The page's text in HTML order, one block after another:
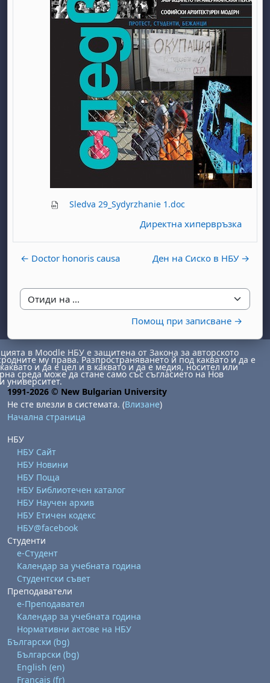
Sledva 29_Sydyrzhanie 1.doc
Директна хипервръзка
← Doctor honoris causa Ден на Сиско в НБУ →
Отиди на ...
Помощ при записване →
август
август
15 август
неделя, 16 август
август
август
22 август
неделя, 23 август
в Moodle НБУ е защитена от Закона за авторското
му права. Разпространяването й под каквато и да е
и да е цел и в каквато и да е медия, носител или
среда може да стане само със съгласието на Нов
университет.
1991-2026 © New Bulgarian University
Не сте влезли в системата. (Влизане)
Начална страница
НБУ
НБУ Сайт
НБУ Новини
НБУ Поща
НБУ Библиотечен каталог
НБУ Научен архив
НБУ Етичен кодекс
НБУ@facebook
Студенти
е-Студент
Календар за учебната година
Студентски съвет
Преподаватели
е-Преподавател
Календар за учебната година
Нормативни актове на НБУ
Български ‎(bg)‎
Български ‎(bg)‎
English ‎(en)‎
Français ‎(fr)‎